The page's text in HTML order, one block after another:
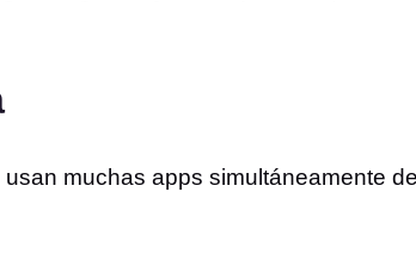
muchas apps simultáneamente